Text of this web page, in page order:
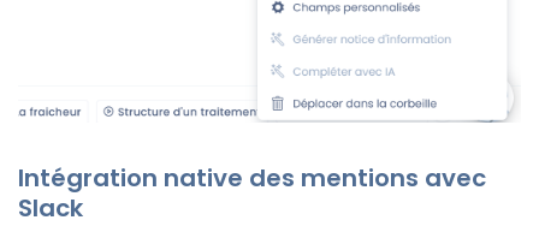
Intégration native des mentions avec
Slack